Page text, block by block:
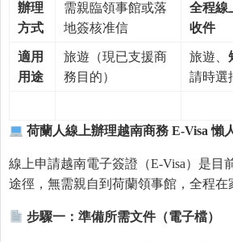
辦理
方式
需親臨領事館或落
地簽核准信
全程線
收件
適用
用途
旅遊（現已支援商
務目的）
旅遊、
請時選
荷蘭人線上辦理越南商務 E-Visa懶
線上申請越南電子簽證（E-Visa）是目
途徑，無需親自到荷蘭領事館，全程在
步驟一：準備所需文件（電子檔）